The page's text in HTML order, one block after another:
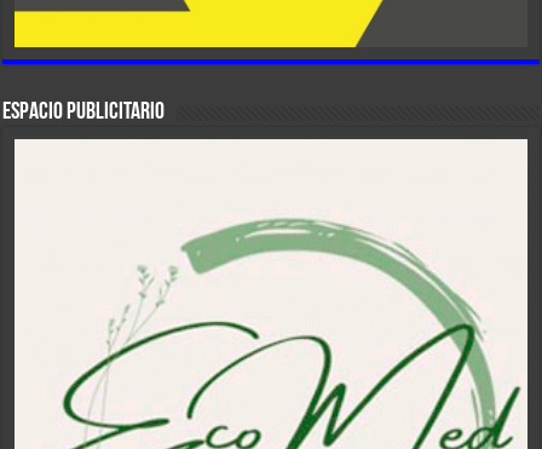
ESPACIO PUBLICITARIO